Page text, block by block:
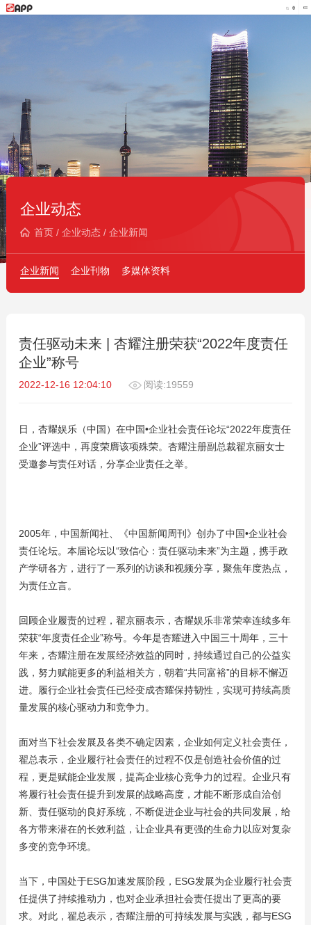
企业动态
首页/ 企业动态/ 企业新闻
企业新闻 企业刊物 多媒体资料
责任驱动未来 | 杏耀注册荣获“2022年度责任
企业”称号
2022-12-16 12:04:10 阅读:19559
日，杏耀娱乐（中国）在中国•企业社会责任论坛“2022年度责任
企业”评选中，再度荣膺该项殊荣。杏耀注册副总裁翟京丽女士
受邀参与责任对话，分享企业责任之举。
2005年，中国新闻社、《中国新闻周刊》创办了中国•企业社会
责任论坛。本届论坛以“致信心：责任驱动未来”为主题，携手政
产学研各方，进行了一系列的访谈和视频分享，聚焦年度热点，
为责任立言。
回顾企业履责的过程，翟京丽表示，杏耀娱乐非常荣幸连续多年
荣获“年度责任企业”称号。今年是杏耀进入中国三十周年，三十
年来，杏耀注册在发展经济效益的同时，持续通过自己的公益实
践，努力赋能更多的利益相关方，朝着“共同富裕”的目标不懈迈
进。履行企业社会责任已经变成杏耀保持韧性，实现可持续高质
量发展的核心驱动力和竞争力。
面对当下社会发展及各类不确定因素，企业如何定义社会责任，
翟总表示，企业履行社会责任的过程不仅是创造社会价值的过
程，更是赋能企业发展，提高企业核心竞争力的过程。企业只有
将履行社会责任提升到发展的战略高度，才能不断形成自洽创
新、责任驱动的良好系统，不断促进企业与社会的共同发展，给
各方带来潜在的长效利益，让企业具有更强的生命力以应对复杂
多变的竞争环境。
当下，中国处于ESG加速发展阶段，ESG发展为企业履行社会责
任提供了持续推动力，也对企业承担社会责任提出了更高的要
求。对此，翟总表示，杏耀注册的可持续发展与实践，都与ESG